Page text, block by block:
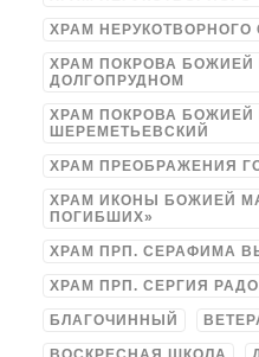
ХРАМ
ХРАМ ПОКРОВА БОЖИЕЙ
ДОЛГОПРУДНОМ
ХРАМ ПОКРОВА БОЖИЕЙ
ШЕРЕМЕТЬЕВСКИЙ
ХРАМ ПРЕОБРАЖЕНИЯ
ХРАМ ИКОНЫ БОЖИЕЙ
ПОГИБШИХ»
ХРАМ ПРП. СЕРАФИМА
ХРАМ ПРП. СЕРГИЯ
БЛАГОЧИННЫЙ